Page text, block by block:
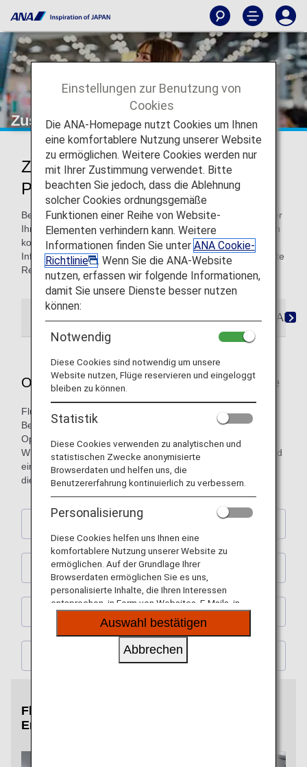
Zusätzliche Services
Zusätzliche ANA-Services für
Passagiere
Bei ANA möchten wir, dass Sie Ihren Urlaub im Ausland oder
Ihre Geschäftsreise mit unseren zusätzlichen Services noch
komfortabler gestalten können. Auf dieser Seite finden Sie
Informationen zu allen verfügbaren Services für Ihre nächste
Reise mit ANA.
ANA
Optionale Services für internationale Flüge
Flugreisen zu etwas Besonderem machen. Eine
Bereicherung Ihrer Reise. Sie können verschiedene
Optionen kombinieren, um Ihre Flugreisen nach Ihren
Wünschen zu gestalten, sodass diese komfortabler sind und
einen Mehrwert bieten. Gestalten Sie Ihr Reiseerlebnis mit
diesem Service individuell.
Mahlzeiten an Bord
Gepäck
Flugreisen zu etwas Besonderem machen.
Empfohlene optionale Services
Einstellungen zur Benutzung von
Cookies
Die ANA-Homepage nutzt Cookies um Ihnen
eine komfortablere Nutzung unserer Website
zu ermöglichen. Weitere Cookies werden nur
mit Ihrer Zustimmung verwendet. Bitte
beachten Sie jedoch, dass die Ablehnung
solcher Cookies ordnungsgemäße
Funktionen einer Reihe von Website-
Elementen verhindern kann. Weitere
Informationen finden Sie unter ANA Cookie-
Richtlinie
. Wenn Sie die ANA-Website
nutzen, erfassen wir folgende Informationen,
damit Sie unsere Dienste besser nutzen
können:
Notwendig
Diese Cookies sind notwendig um unsere
Website nutzen, Flüge reservieren und eingeloggt
bleiben zu können.
Statistik
Diese Cookies verwenden zu analytischen und
statistischen Zwecke anonymisierte
Browserdaten und helfen uns, die
Benutzererfahrung kontinuierlich zu verbessern.
Personalisierung
Diese Cookies helfen uns Ihnen eine
komfortablere Nutzung unserer Website zu
ermöglichen. Auf der Grundlage Ihrer
Browserdaten ermöglichen Sie es uns,
personalisierte Inhalte, die Ihren Interessen
entsprechen, in Form von Websites, E-Mails, in
sozialen Medien und Werbung anzubieten.
Auswahl bestätigen
Abbrechen